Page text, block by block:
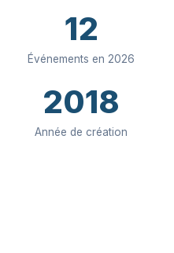
12
Événements en 2026
2018
Année de création